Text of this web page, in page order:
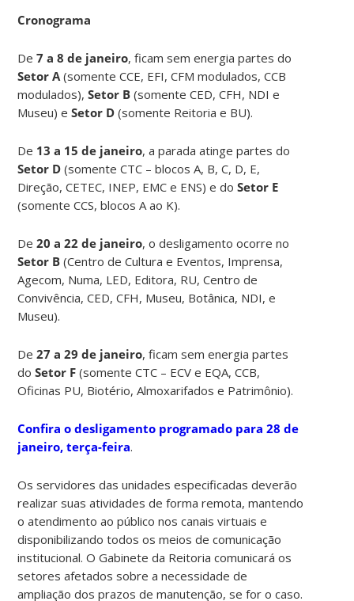
Cronograma
De7 a 8 de janeiro, ficam sem energia partes do
Setor A (somente CCE, EFI, CFM modulados, CCB
modulados),Setor B (somente CED, CFH, NDI e
Museu) eSetor D (somente Reitoria e BU).
De 13 a 15 de janeiro, a parada atinge partes do
Setor D (somente CTC – blocos A, B, C, D, E,
Direção, CETEC, INEP, EMC e ENS) e doSetor E
(somente CCS, blocos A ao K).
De20 a 22 de janeiro, o desligamento ocorre no
Setor B (Centro de Cultura e Eventos, Imprensa,
Agecom, Numa, LED, Editora, RU, Centro de
Convivência, CED, CFH, Museu, Botânica, NDI, e
Museu).
De27 a 29 de janeiro, ficam sem energia partes
doSetor F (somente CTC – ECV e EQA, CCB,
Oficinas PU, Biotério, Almoxarifados e Patrimônio).
Confira o desligamento programado para 28 de
janeiro, terça-feira.
Os servidores das unidades especificadas deverão
realizar suas atividades de forma remota, mantendo
o atendimento ao público nos canais virtuais e
disponibilizando todos os meios de comunicação
institucional. O Gabinete da Reitoria comunicará os
setores afetados sobre a necessidade de
ampliação dos prazos de manutenção, se for o caso.